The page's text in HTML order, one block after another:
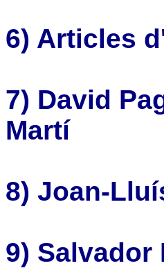
6) Articles
7) David
Martí
8) Joan-
9) Salvador